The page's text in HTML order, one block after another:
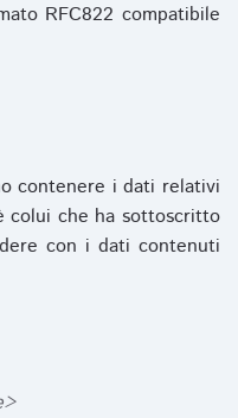
RFC822 compatibile
contenere i dati relativi
che ha sottoscritto
con i dati contenuti